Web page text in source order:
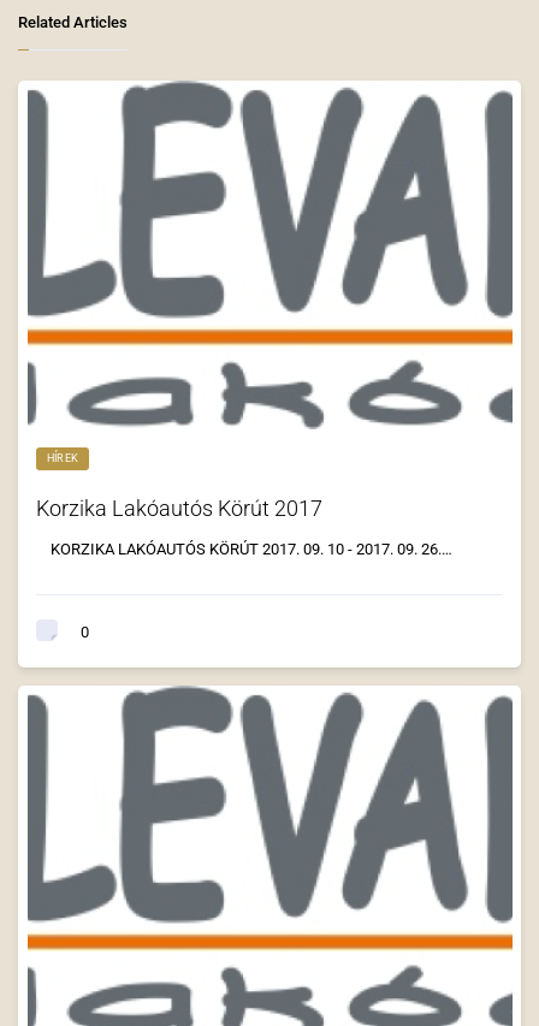
Related Articles
HÍREK
Korzika Lakóautós Körút 2017
KORZIKA LAKÓAUTÓS KÖRÚT 2017. 09. 10 - 2017. 09. 26.…
0